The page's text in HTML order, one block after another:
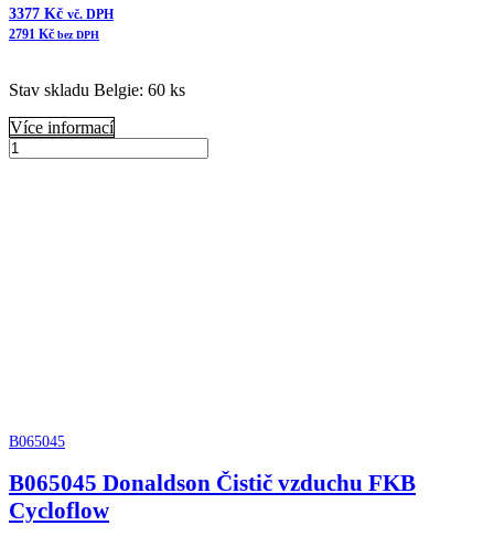
3377 Kč vč. DPH
2791 Kč bez DPH
Stav skladu Belgie: 60 ks
Více informací
B080067
B065045
B065045 Donaldson Čistič vzduchu FKB
Cycloflow